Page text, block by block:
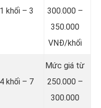
khối – 3
300.000 –
350.000
VNĐ/khối
khối – 7
Mức giá từ
250.000 –
300.000